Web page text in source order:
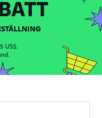
uppladdningar
US$.